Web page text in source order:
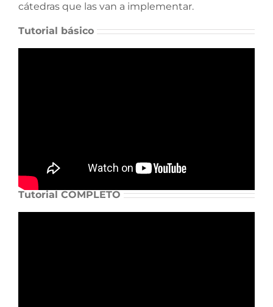
cátedras que las van a implementar.
Tutorial básico
Tutorial COMPLETO